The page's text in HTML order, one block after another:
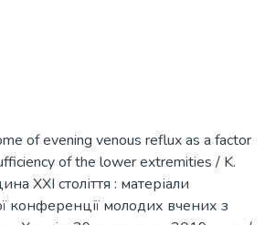
of evening venous reflux as a factor
of the lower extremities / K.
ХХІ століття : матеріали
конференції молодих вчених з